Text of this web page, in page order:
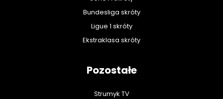
Bundesliga skróty
Ligue 1 skróty
Ekstraklasa skróty
Pozostałe
Strumyk TV